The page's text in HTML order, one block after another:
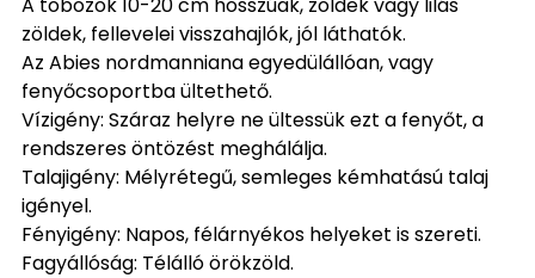
zöldek, fellevelei visszahajlók, jól láthatók.
Az Abies nordmanniana egyedülállóan, vagy
fenyőcsoportba ültethető.
Vízigény: Száraz helyre ne ültessük ezt a fenyőt, a
rendszeres öntözést meghálálja.
Talajigény: Mélyrétegű, semleges kémhatású talaj
igényel.
Fényigény: Napos, félárnyékos helyeket is szereti.
Fagyállóság: Télálló örökzöld.